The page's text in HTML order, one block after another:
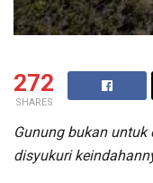
272
SHARES
Gunung bukan
disyukuri